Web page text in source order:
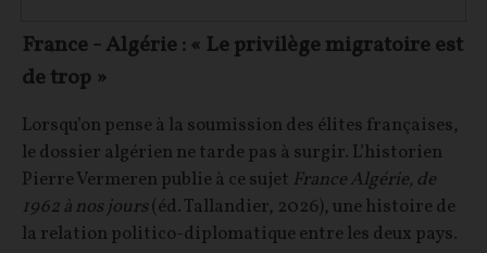
France - Algérie : « Le privilège migratoire est
de trop »
Lorsqu’on pense à la soumission des élites françaises,
le dossier algérien ne tarde pas à surgir. L’historien
Pierre Vermeren publie à ce sujet France Algérie, de
1962 à nos jours(éd. Tallandier, 2026), une histoire de
la relation politico-diplomatique entre les deux pays.